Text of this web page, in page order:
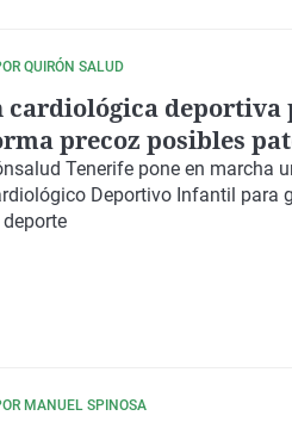
QUIRÓN SALUD
cardiológica deportiva
precoz posibles
física a cada
Tenerife pone en marcha
Deportivo Infantil para
MANUEL SPINOSA